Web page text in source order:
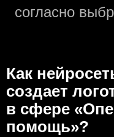
согласно
Как
создаeт
в сфере
помощь»?